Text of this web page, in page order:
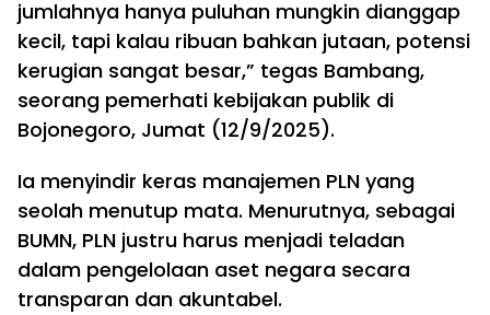
jumlahnya hanya puluhan mungkin dianggap
kecil, tapi kalau ribuan bahkan jutaan, potensi
kerugian sangat besar,” tegas Bambang,
seorang pemerhati kebijakan publik di
Bojonegoro, Jumat (12/9/2025).
Ia menyindir keras manajemen PLN yang
seolah menutup mata. Menurutnya, sebagai
BUMN, PLN justru harus menjadi teladan
dalam pengelolaan aset negara secara
transparan dan akuntabel.